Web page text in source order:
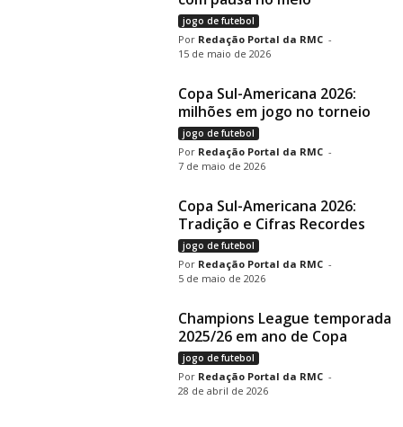
jogo de futebol
Redação Portal da RMC -
15 de maio de 2026
Copa Sul-Americana 2026:
milhões em jogo no torneio
jogo de futebol
Redação Portal da RMC -
7 de maio de 2026
Copa Sul-Americana 2026:
Tradição e Cifras Recordes
jogo de futebol
Redação Portal da RMC -
5 de maio de 2026
Champions League temporada
2025/26 em ano de Copa
jogo de futebol
Redação Portal da RMC -
28 de abril de 2026